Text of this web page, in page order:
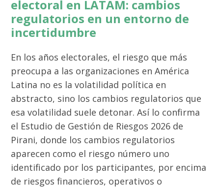
electoral en LATAM: cambios
regulatorios en un entorno de
incertidumbre
En los años electorales, el riesgo que más
preocupa a las organizaciones en América
Latina no es la volatilidad política en
abstracto, sino los cambios regulatorios que
esa volatilidad suele detonar. Así lo confirma
el Estudio de Gestión de Riesgos 2026 de
Pirani, donde los cambios regulatorios
aparecen como el riesgo número uno
identificado por los participantes, por encima
de riesgos financieros, operativos o